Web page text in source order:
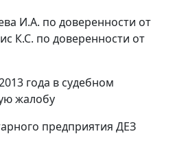
И.А. по доверенности от
К.С. по доверенности от
года в судебном
жалобу
предприятия ДЕЗ